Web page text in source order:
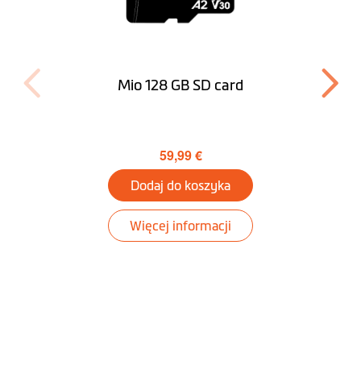
Mio 128 GB SD card
59,99 €
Dodaj do koszyka
Więcej informacji